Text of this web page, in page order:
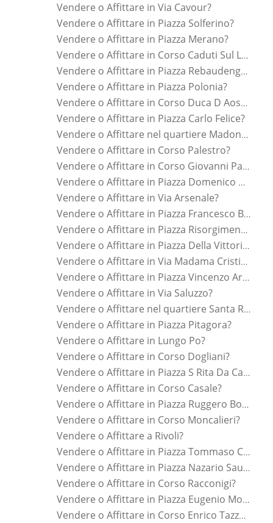
Vendere o Affittare in Via Cavour?
Vendere o Affittare in Piazza Solferino?
Vendere o Affittare in Piazza Merano?
Vendere o Affittare in Corso Caduti Sul Lavoro?
Vendere o Affittare in Piazza Rebaudengo Conti?
Vendere o Affittare in Piazza Polonia?
Vendere o Affittare in Corso Duca D Aosta?
Vendere o Affittare in Piazza Carlo Felice?
Vendere o Affittare nel quartiere Madonna Del Pilone?
Vendere o Affittare in Corso Palestro?
Vendere o Affittare in Corso Giovanni Pascoli?
Vendere o Affittare in Piazza Domenico Cimarosa?
Vendere o Affittare in Via Arsenale?
Vendere o Affittare in Piazza Francesco Borromini?
Vendere o Affittare in Piazza Risorgimento?
Vendere o Affittare in Piazza Della Vittoria?
Vendere o Affittare in Via Madama Cristina?
Vendere o Affittare in Piazza Vincenzo Arbarello?
Vendere o Affittare in Via Saluzzo?
Vendere o Affittare nel quartiere Santa Rita?
Vendere o Affittare in Piazza Pitagora?
Vendere o Affittare in Lungo Po?
Vendere o Affittare in Corso Dogliani?
Vendere o Affittare in Piazza S Rita Da Cascia?
Vendere o Affittare in Corso Casale?
Vendere o Affittare in Piazza Ruggero Bonghi?
Vendere o Affittare in Corso Moncalieri?
Vendere o Affittare a Rivoli?
Vendere o Affittare in Piazza Tommaso Campanella?
Vendere o Affittare in Piazza Nazario Sauro?
Vendere o Affittare in Corso Racconigi?
Vendere o Affittare in Piazza Eugenio Montale?
Vendere o Affittare in Corso Enrico Tazzoli?